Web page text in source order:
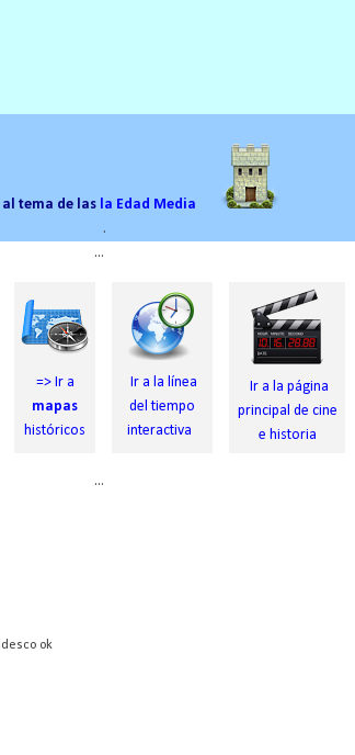
al tema de las
la Edad Media
.
...
=> Ir a
mapas
históricos
Ir a la línea
del tiempo
interactiva
Ir a la página
principal de cine
e historia
...
ok